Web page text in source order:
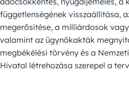
függetlenségének visszaállítása,
megerősítése, a milliárdosok
valamint az ügynökakták
megbékélési törvény és a
Hivatal létrehozása szerepel a